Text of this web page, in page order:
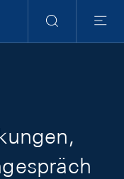
Suche
Menu